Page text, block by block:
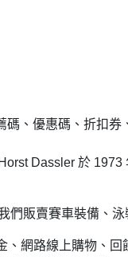
、優惠碼、折扣
Dassler 於
們販賣賽車裝備、
網路線上購物、